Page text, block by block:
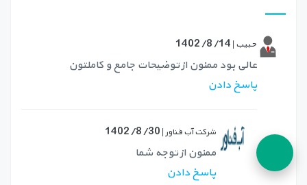
حبیب | 1402/8/14
عالی بود ممنون از توضیحات جامع و کاملتون
پاسخ دادن
شرکت آب فناور | 1402/8/30
ممنون از توجه شما
پاسخ دادن